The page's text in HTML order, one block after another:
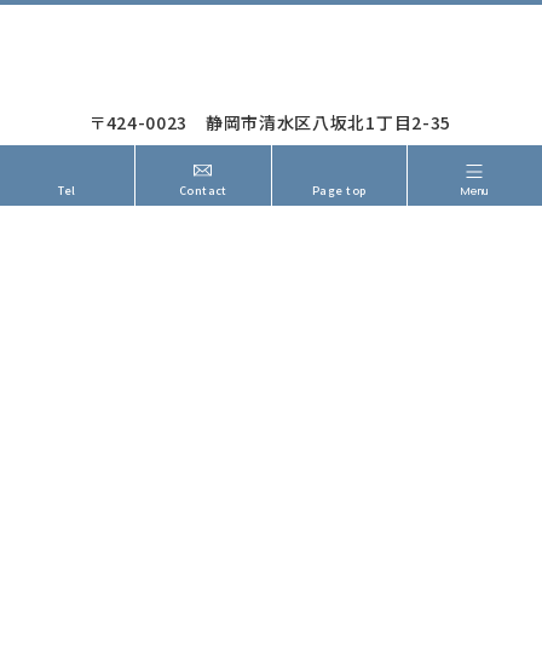
Tel Contact Page top Menu
〒424-0023 静岡市清水区八坂北1丁目2-35
TEL | 054-340-5150